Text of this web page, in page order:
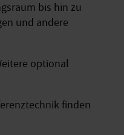
bis hin zu
und andere
optional
finden